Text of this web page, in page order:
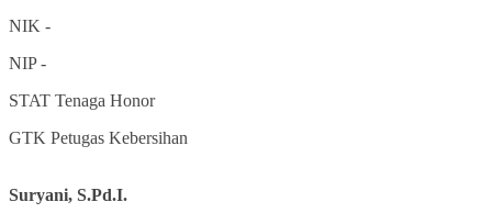
NIK -
NIP-
STAT Tenaga Honor
GTK Petugas Kebersihan
Suryani, S.Pd.I.